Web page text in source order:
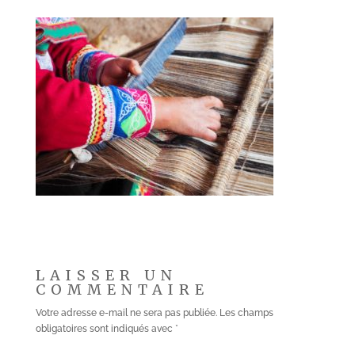
LAISSER UN
COMMENTAIRE
Votre adresse e-mail ne sera pas publiée. Les champs
obligatoires sont indiqués avec *